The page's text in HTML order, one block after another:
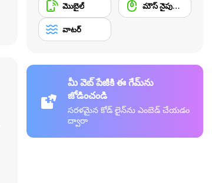
మొబైల్ మౌస్ నైపుణ్యం
వాటర్
మీ వెబ్ పేజీకి ఈ గేమ్‌ను
జోడించండి
సరళమైన కోడ్ లైన్‌ను ఎంబెడ్ చేయడం
ద్వారా